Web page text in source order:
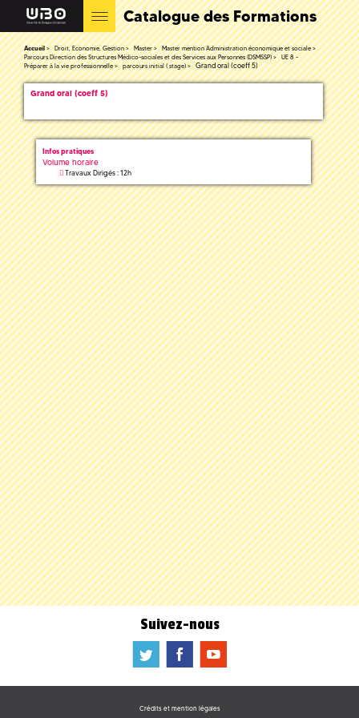
Catalogue des Formations
Accueil Droit, Economie, Gestion Master
Master mention Administration économique et sociale
Parcours Direction des Structures Médico-sociales et des Services aux Personnes (DSMSSP)
UE 8 -
Préparer à la vie professionnelle
parcours initial ( stage) Grand oral (coeff 5)
Grand oral (coeff 5)
Infos pratiques
Volume horaire
Travaux Dirigés : 12h
Suivez-nous
a b f
Crédits et mention légales